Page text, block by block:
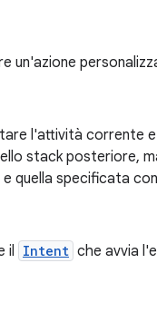
un'azione
l'attività corrente
stack posteriore,
quella specificata
il Intent che avvia